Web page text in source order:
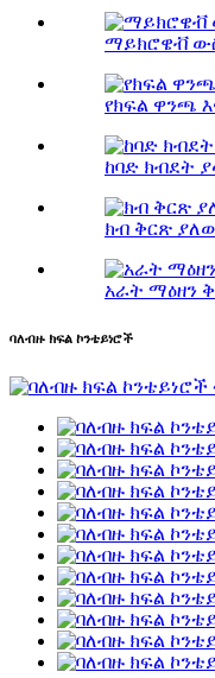
ማይክሮዌቭ
የክፍል ዋንጫ
ከባድ ክብደት
ክብ ቅርጽ
አራት ማዕዘን
ባለብዙ ክፍል ኮንቴይነሮች